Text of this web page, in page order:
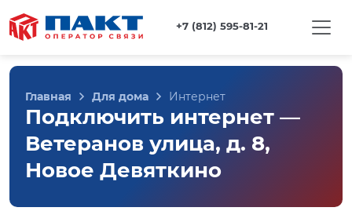
+7 (812) 595-81-21
Главная Для дома Интернет
Подключить интернет —
Ветеранов улица, д. 8,
Новое Девяткино